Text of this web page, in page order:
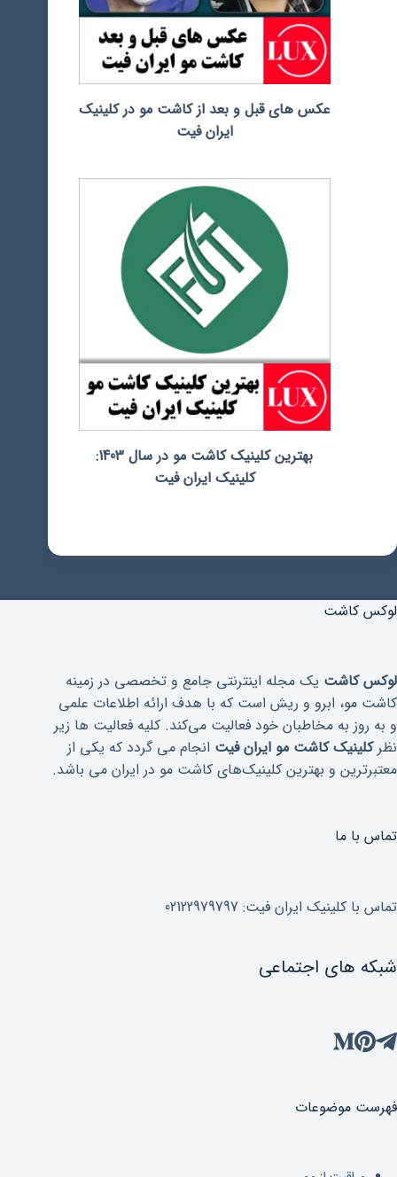
عکس های قبل و بعد از کاشت مو در کلینیک
ایران فیت
بهترین کلینیک کاشت مو در سال 1403:
کلینیک ایران فیت
لوکس کاشت
لوکس کاشت یک مجله اینترنتی جامع و تخصصی در زمینه
کاشت مو، ابرو و ریش است که با هدف ارائه اطلاعات علمی
و به روز به مخاطبان خود فعالیت می‌کند. کلیه فعالیت ها زیر
نظرکلینیک کاشت مو ایران فیت انجام می گردد که یکی از
معتبرترین و بهترین کلینیک‌های کاشت مو در ایران می باشد.
تماس با ما
تماس با کلینیک ایران فیت: 02122979797
شبکه های اجتماعی
فهرست موضوعات